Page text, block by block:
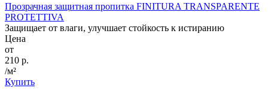
Прозрачная защитная пропитка FINITURA TRANSPARENTE
PROTETTIVA
Защищает от влаги, улучшает стойкость к истиранию
Цена
от
210 р.
/м²
Купить